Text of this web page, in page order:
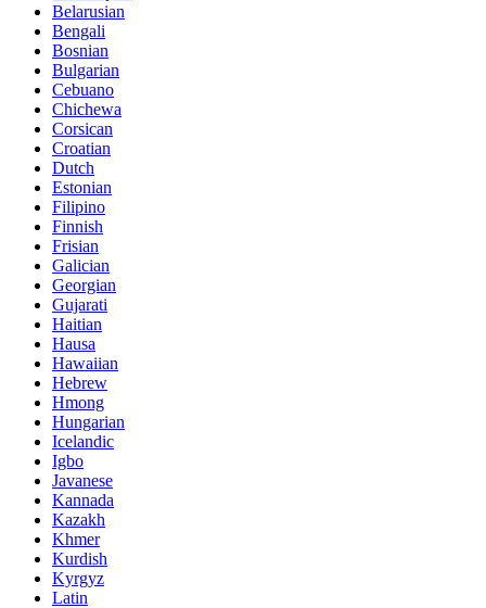
Belarusian
Bengali
Bosnian
Bulgarian
Cebuano
Chichewa
Corsican
Croatian
Dutch
Estonian
Filipino
Finnish
Frisian
Galician
Georgian
Gujarati
Haitian
Hausa
Hawaiian
Hebrew
Hmong
Hungarian
Icelandic
Igbo
Javanese
Kannada
Kazakh
Khmer
Kurdish
Kyrgyz
Latin